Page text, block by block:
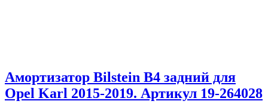
Амортизатор Bilstein B4 задний для
Opel Karl 2015-2019. Артикул 19-264028